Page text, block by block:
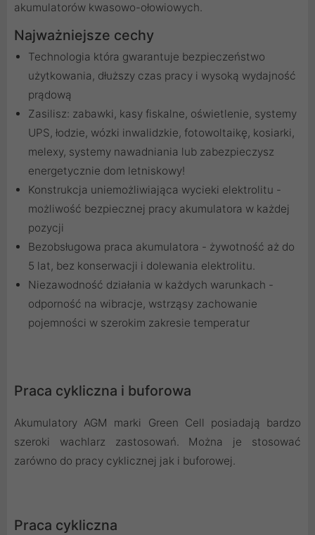
akumulatorów kwasowo-ołowiowych.
Najważniejsze cechy
Technologia która gwarantuje bezpieczeństwo
użytkowania, dłuższy czas pracy i wysoką wydajność
prądową
Zasilisz: zabawki, kasy fiskalne, oświetlenie, systemy
UPS, łodzie, wózki inwalidzkie, fotowoltaikę, kosiarki,
melexy, systemy nawadniania lub zabezpieczysz
energetycznie dom letniskowy!
Konstrukcja uniemożliwiająca wycieki elektrolitu -
możliwość bezpiecznej pracy akumulatora w każdej
pozycji
Bezobsługowa praca akumulatora - żywotność aż do
5 lat, bez konserwacji i dolewania elektrolitu.
Niezawodność działania w każdych warunkach -
odporność na wibracje, wstrząsy zachowanie
pojemności w szerokim zakresie temperatur
Praca cykliczna i buforowa
Akumulatory AGM marki Green Cell posiadają bardzo
szeroki wachlarz zastosowań. Można je stosować
zarówno do pracy cyklicznej jak i buforowej.
Praca cykliczna